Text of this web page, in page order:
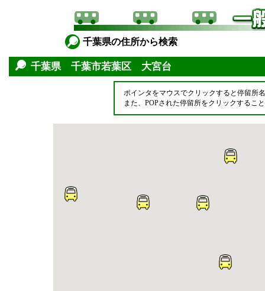
千葉県の住所から検索
千葉県 千葉市若葉区 大宮台
ポインタをマウスでクリックすると停留所
また、POPされた停留所をクリックするこ